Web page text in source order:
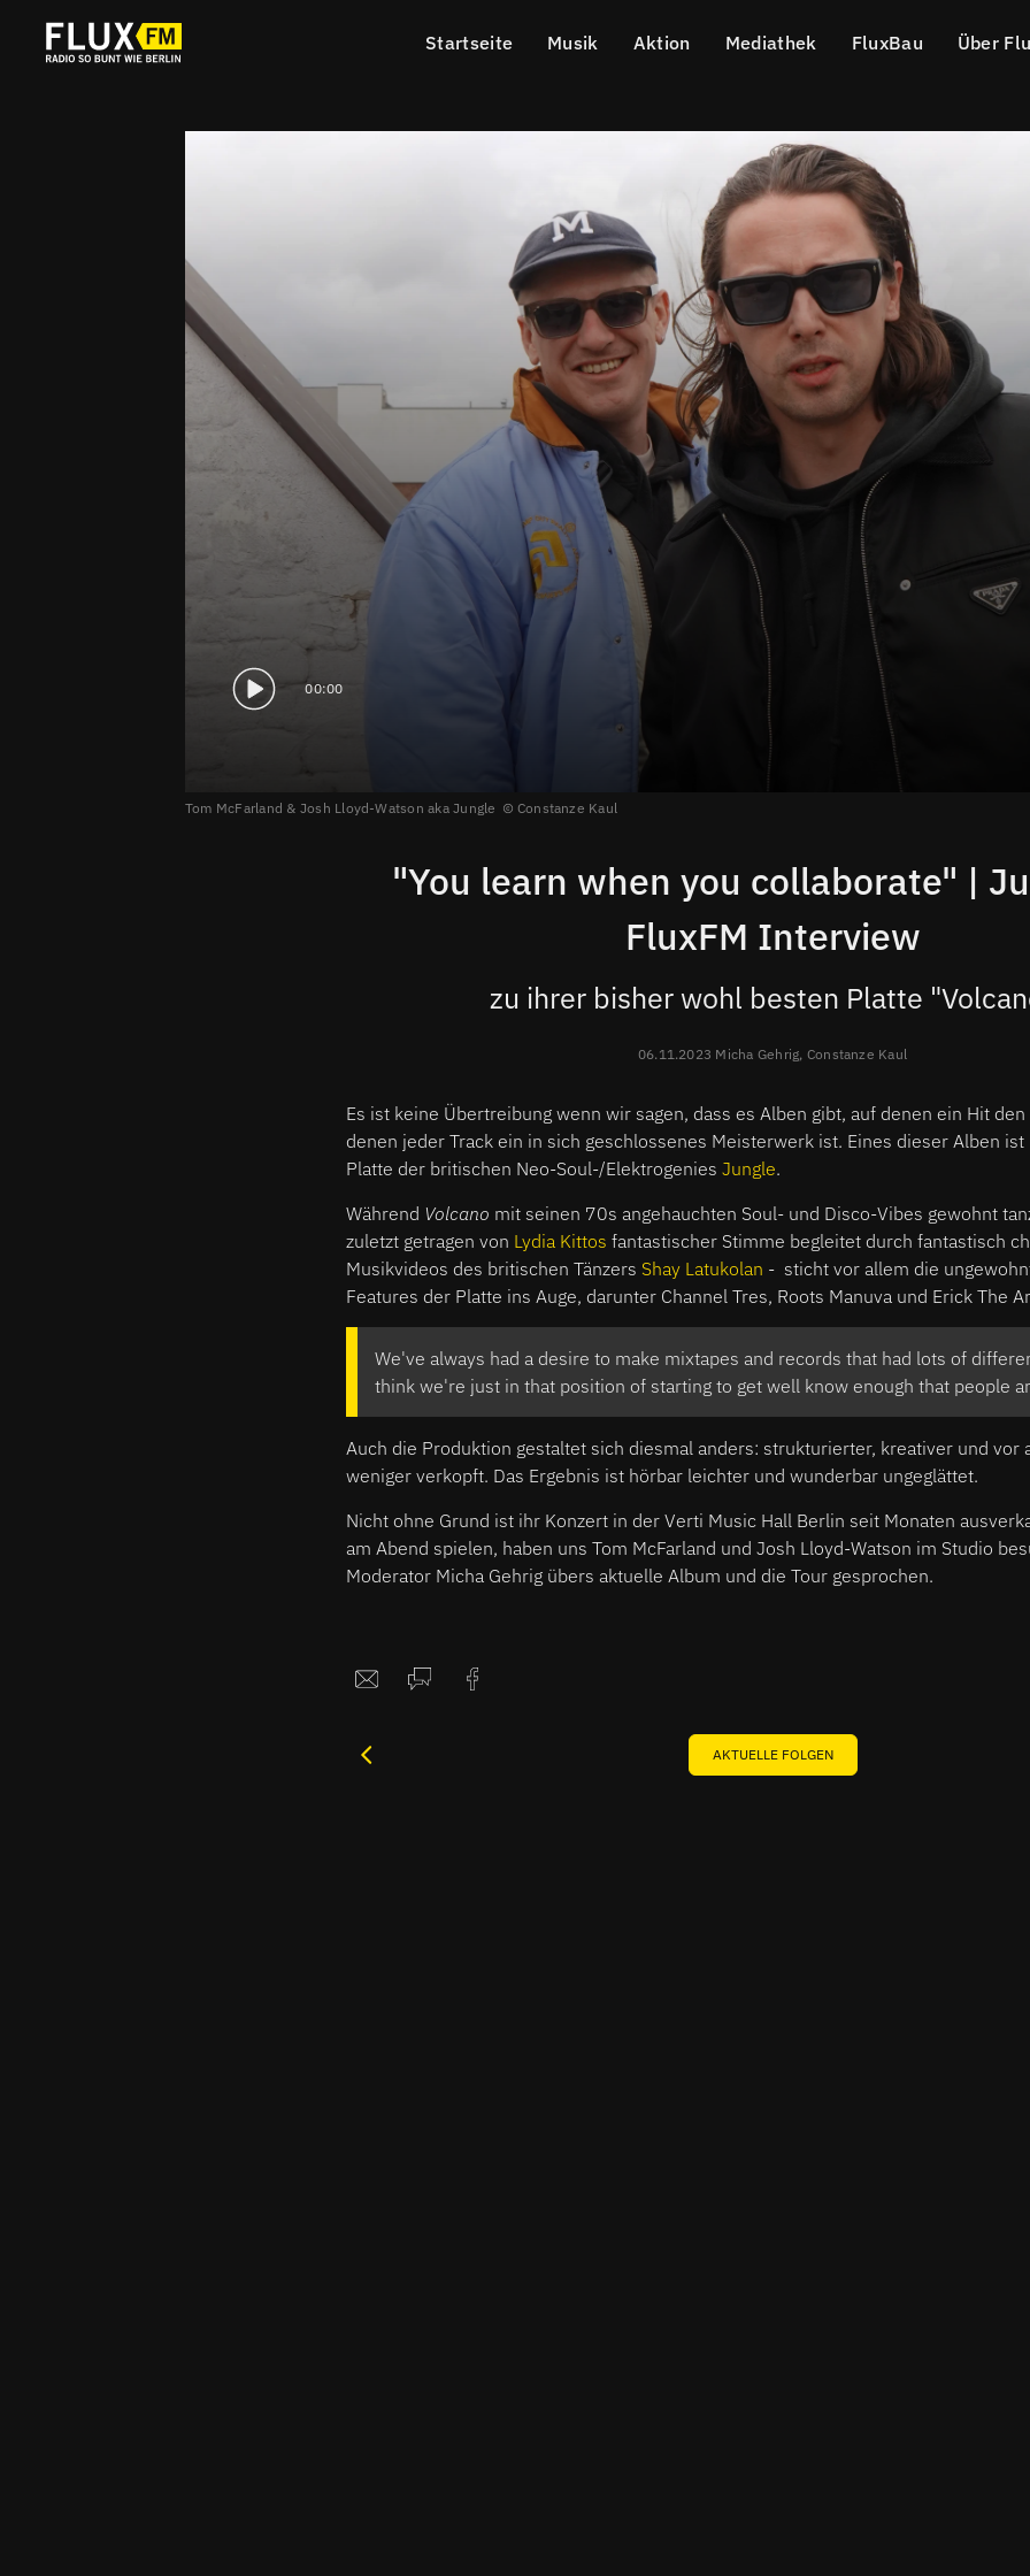
Startseite Musik Aktion Mediathek FluxBau Über
00:00
Tom McFarland & Josh Lloyd-Watson aka Jungle Constanze Kaul
"You learn when you collaborate" |
FluxFM Interview
zu ihrer bisher wohl besten Platte
06.11.2023 Micha Gehrig, Constanze Kaul
Es ist keine Übertreibung wenn wir sagen, dass es Alben gibt, auf denen ein Hit
denen jeder Track ein in sich geschlossenes Meisterwerk ist. Eines dieser Alben ist
Platte der britischen Neo-Soul-/Elektrogenies Jungle.
Während Volcano mit seinen 70s angehauchten Soul- und Disco-Vibes gewohnt
zuletzt getragen von Lydia Kittos fantastischer Stimme begleitet durch fantastisch
Musikvideos des britischen Tänzers Shay Latukolan - sticht vor allem die
Features der Platte ins Auge, darunter Channel Tres, Roots Manuva und Erick The
We've always had a desire to make mixtapes and records that had lots of
think we're just in that position of starting to get well know enough that people
Auch die Produktion gestaltet sich diesmal anders: strukturierter, kreativer und vor
weniger verkopft. Das Ergebnis ist hörbar leichter und wunderbar ungeglättet.
Nicht ohne Grund ist ihr Konzert in der Verti Music Hall Berlin seit Monaten
am Abend spielen, haben uns Tom McFarland und Josh Lloyd-Watson im Studio
Moderator Micha Gehrig übers aktuelle Album und die Tour gesprochen.
AKTUELLE FOLGEN